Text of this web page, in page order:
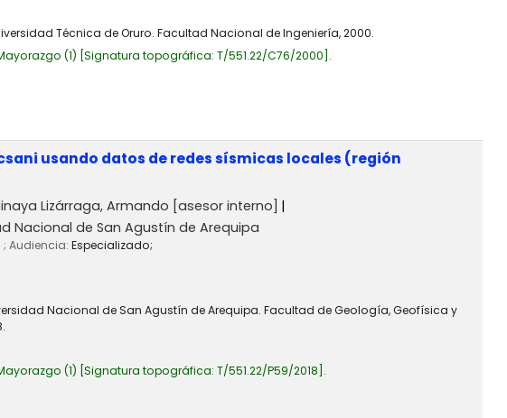
Técnica de Oruro. Facultad Nacional de Ingeniería, 2000.
(1) Signatura topográfica: T/551.22/C76/2000 .
usando datos de redes sísmicas locales (región
Lizárraga, Armando [asesor interno]
Nacional de San Agustín de Arequipa
; Audiencia: Especializado;
Nacional de San Agustín de Arequipa. Facultad de Geología, Geofísica y
(1) Signatura topográfica: T/551.22/P59/2018 .